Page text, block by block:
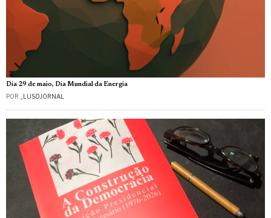
Dia 29 de maio, Dia Mundial da Energia
POR _LUSOJORNAL